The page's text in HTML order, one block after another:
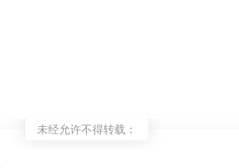
未经允许不得转载：